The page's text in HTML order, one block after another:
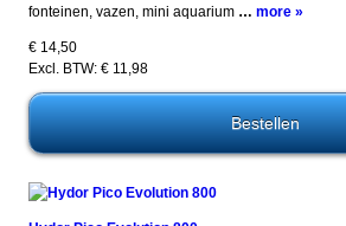
fonteinen, vazen, mini aquarium… more »
€ 14,50
Excl. BTW: € 11,98